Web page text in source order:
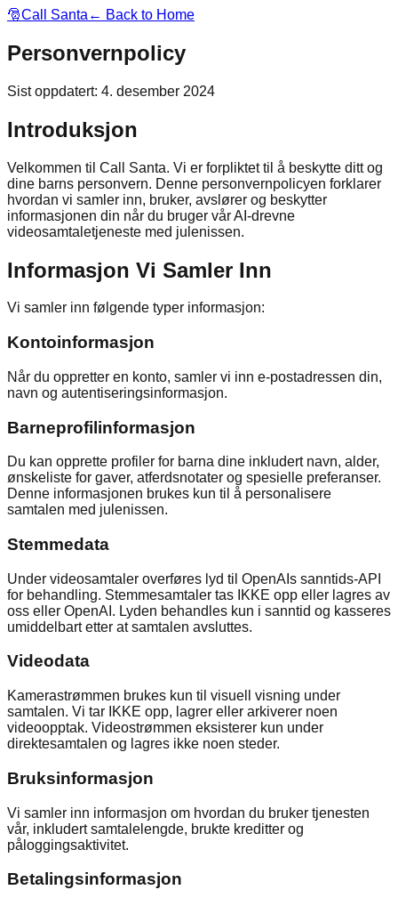
🎅Call Santa ← Back to Home
Personvernpolicy
Sist oppdatert: 4. desember 2024
Introduksjon
Velkommen til Call Santa. Vi er forpliktet til å beskytte ditt og
dine barns personvern. Denne personvernpolicyen forklarer
hvordan vi samler inn, bruker, avslører og beskytter
informasjonen din når du bruger vår AI-drevne
videosamtaletjeneste med julenissen.
Informasjon Vi Samler Inn
Vi samler inn følgende typer informasjon:
Kontoinformasjon
Når du oppretter en konto, samler vi inn e-postadressen din,
navn og autentiseringsinformasjon.
Barneprofilinformasjon
Du kan opprette profiler for barna dine inkludert navn, alder,
ønskeliste for gaver, atferdsnotater og spesielle preferanser.
Denne informasjonen brukes kun til å personalisere
samtalen med julenissen.
Stemmedata
Under videosamtaler overføres lyd til OpenAIs sanntids-API
for behandling. Stemmesamtaler tas IKKE opp eller lagres av
oss eller OpenAI. Lyden behandles kun i sanntid og kasseres
umiddelbart etter at samtalen avsluttes.
Videodata
Kamerastrømmen brukes kun til visuell visning under
samtalen. Vi tar IKKE opp, lagrer eller arkiverer noen
videoopptak. Videostrømmen eksisterer kun under
direktesamtalen og lagres ikke noen steder.
Bruksinformasjon
Vi samler inn informasjon om hvordan du bruker tjenesten
vår, inkludert samtalelengde, brukte kreditter og
påloggingsaktivitet.
Betalingsinformasjon